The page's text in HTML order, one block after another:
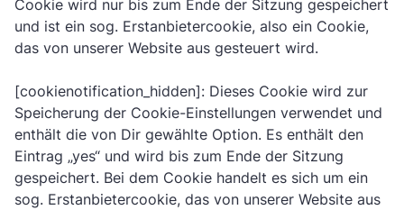
Cookie wird nur bis zum Ende der Sitzung gespeichert
und ist ein sog. Erstanbietercookie, also ein Cookie,
das von unserer Website aus gesteuert wird.
[cookienotification_hidden]: Dieses Cookie wird zur
Speicherung der Cookie-Einstellungen verwendet und
enthält die von Dir gewählte Option. Es enthält den
Eintrag „yes“ und wird bis zum Ende der Sitzung
gespeichert. Bei dem Cookie handelt es sich um ein
sog. Erstanbietercookie, das von unserer Website aus